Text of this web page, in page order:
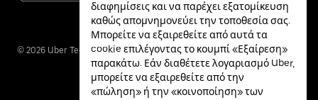
© 2026 Uber Technologies Inc.
διαφημίσεις και να παρέχει εξατομίκευση
καθώς απομνημονεύει την τοποθεσία σας.
Μπορείτε να εξαιρεθείτε από αυτά τα
cookie επιλέγοντας το κουμπί «Εξαίρεση»
παρακάτω. Εάν διαθέτετε λογαριασμό Uber,
μπορείτε να εξαιρεθείτε από την
«πώληση» ή την «κοινοποίηση» των